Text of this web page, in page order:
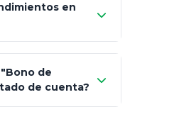
"Link
en
de
de cuenta?